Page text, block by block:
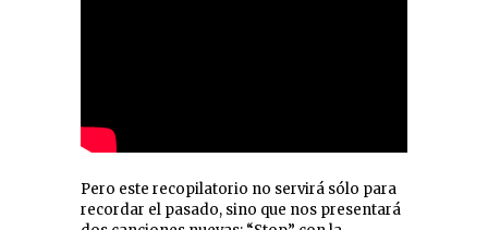
Pero este recopilatorio no servirá sólo para
recordar el pasado, sino que nos presentará